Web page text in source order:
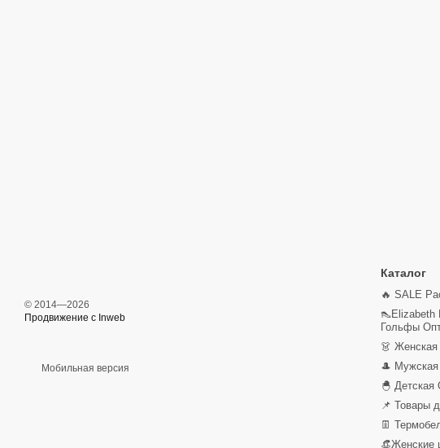
© 2014—2026
Продвижение с Inweb
Мобильная версия
Каталог
🔥 SALE
👠Elizabeth
Гольфы
👗
🎩
🐣
📌 Товары
👖